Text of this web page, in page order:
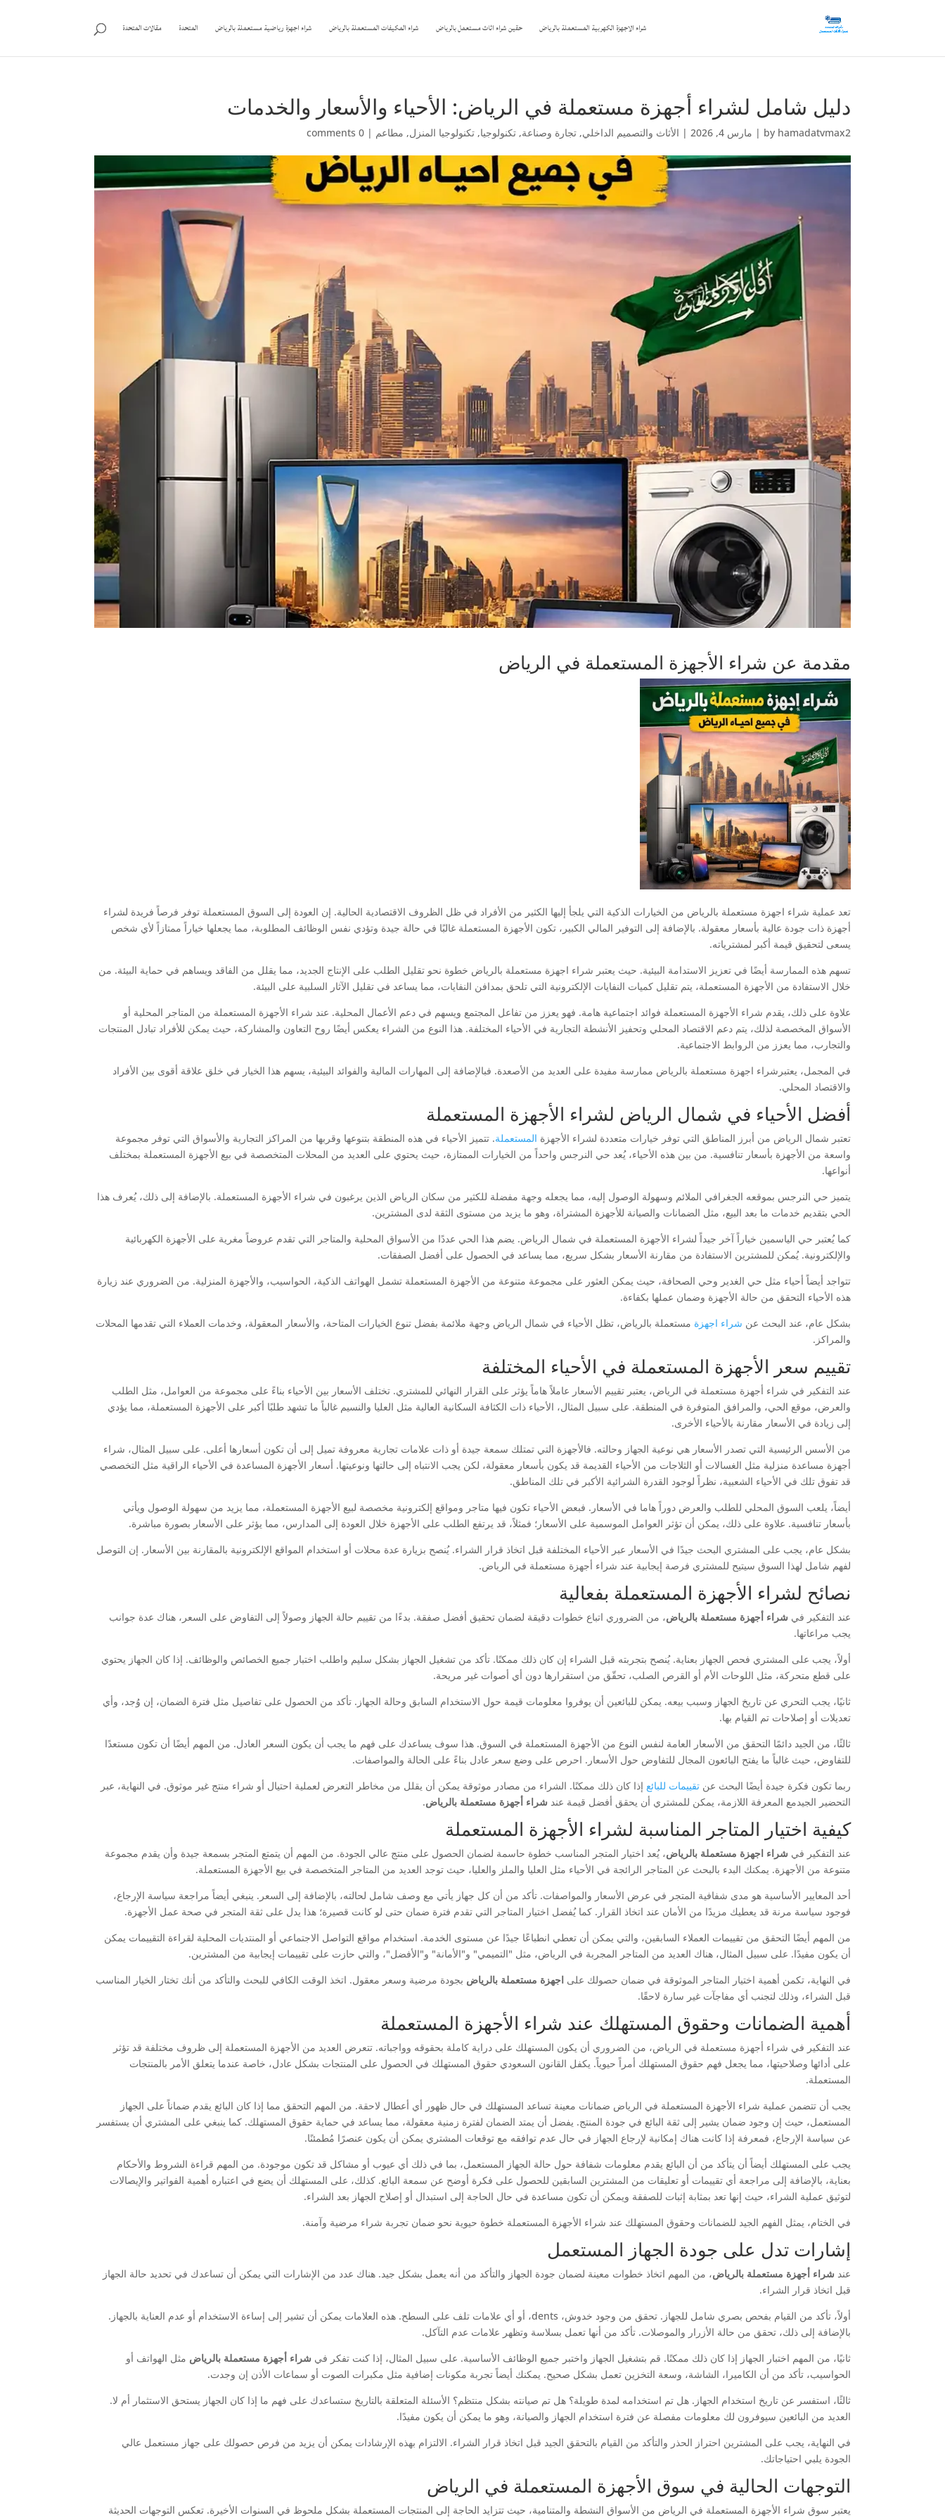
شراء الاجهزة الكهربية المستعملة بالرياض حقين شراء اثاث مستعمل بالرياض شراء المكيفات المستعملة بالرياض شراء اجهزة رياضية مستعملة بالرياض المتحدة مقالات المتحدة
دليل شامل لشراء أجهزة مستعملة في الرياض: الأحياء والأسعار والخدمات
by hamadatvmax2
| مارس 4, 2026 | الأثاث والتصميم الداخلي,تجارة وصناعة,تكنولوجيا,تكنولوجيا المنزل, مطاعم |
0 comments
مقدمة عن شراء الأجهزة المستعملة في الرياض
تعد عملية شراء اجهزة مستعملة بالرياض من الخيارات الذكية التي يلجأ إليها الكثير من الأفراد في ظل الظروف الاقتصادية الحالية. إن العودة إلى السوق المستعملة توفر فرصاً فريدة لشراء
أجهزة ذات جودة عالية بأسعار معقولة. بالإضافة إلى التوفير المالي الكبير، تكون الأجهزة المستعملة غالبًا في حالة جيدة وتؤدي نفس الوظائف المطلوبة، مما يجعلها خياراً ممتازاً لأي شخص
يسعى لتحقيق قيمة أكبر لمشترياته.
تسهم هذه الممارسة أيضًا في تعزيز الاستدامة البيئية. حيث يعتبر شراء اجهزة مستعملة بالرياض خطوة نحو تقليل الطلب على الإنتاج الجديد، مما يقلل من الفاقد ويساهم في حماية البيئة. من
خلال الاستفادة من الأجهزة المستعملة، يتم تقليل كميات النفايات الإلكترونية التي تلحق بمدافن النفايات، مما يساعد في تقليل الآثار السلبية على البيئة.
علاوة على ذلك، يقدم شراء الأجهزة المستعملة فوائد اجتماعية هامة. فهو يعزز من تفاعل المجتمع ويسهم في دعم الأعمال المحلية. عند شراء الأجهزة المستعملة من المتاجر المحلية أو
الأسواق المخصصة لذلك، يتم دعم الاقتصاد المحلي وتحفيز الأنشطة التجارية في الأحياء المختلفة. هذا النوع من الشراء يعكس أيضًا روح التعاون والمشاركة، حيث يمكن للأفراد تبادل المنتجات
والتجارب، مما يعزز من الروابط الاجتماعية.
في المجمل، يعتبرشراء اجهزة مستعملة بالرياض ممارسة مفيدة على العديد من الأصعدة. فبالإضافة إلى المهارات المالية والفوائد البيئية، يسهم هذا الخيار في خلق علاقة أقوى بين الأفراد
والاقتصاد المحلي.
أفضل الأحياء في شمال الرياض لشراء الأجهزة المستعملة
تعتبر شمال الرياض من أبرز المناطق التي توفر خيارات متعددة لشراء الأجهزة المستعملة. تتميز الأحياء في هذه المنطقة بتنوعها وقربها من المراكز التجارية والأسواق التي توفر مجموعة
واسعة من الأجهزة بأسعار تنافسية. من بين هذه الأحياء، يُعد حي النرجس واحداً من الخيارات الممتازة، حيث يحتوي على العديد من المحلات المتخصصة في بيع الأجهزة المستعملة بمختلف
أنواعها.
يتميز حي النرجس بموقعه الجغرافي الملائم وسهولة الوصول إليه، مما يجعله وجهة مفضلة للكثير من سكان الرياض الذين يرغبون في شراء الأجهزة المستعملة. بالإضافة إلى ذلك، يُعرف هذا
الحي بتقديم خدمات ما بعد البيع، مثل الضمانات والصيانة للأجهزة المشتراة، وهو ما يزيد من مستوى الثقة لدى المشترين.
كما يُعتبر حي الياسمين خياراً آخر جيداً لشراء الأجهزة المستعملة في شمال الرياض. يضم هذا الحي عددًا من الأسواق المحلية والمتاجر التي تقدم عروضاً مغرية على الأجهزة الكهربائية
والإلكترونية. يُمكن للمشترين الاستفادة من مقارنة الأسعار بشكل سريع، مما يساعد في الحصول على أفضل الصفقات.
تتواجد أيضاً أحياء مثل حي الغدير وحي الصحافة، حيث يمكن العثور على مجموعة متنوعة من الأجهزة المستعملة تشمل الهواتف الذكية، الحواسيب، والأجهزة المنزلية. من الضروري عند زيارة
هذه الأحياء التحقق من حالة الأجهزة وضمان عملها بكفاءة.
بشكل عام، عند البحث عن شراء اجهزة مستعملة بالرياض، تظل الأحياء في شمال الرياض وجهة ملائمة بفضل تنوع الخيارات المتاحة، والأسعار المعقولة، وخدمات العملاء التي تقدمها المحلات
والمراكز.
تقييم سعر الأجهزة المستعملة في الأحياء المختلفة
عند التفكير في شراء أجهزة مستعملة في الرياض، يعتبر تقييم الأسعار عاملاً هاماً يؤثر على القرار النهائي للمشتري. تختلف الأسعار بين الأحياء بناءً على مجموعة من العوامل، مثل الطلب
والعرض، موقع الحي، والمرافق المتوفرة في المنطقة. على سبيل المثال، الأحياء ذات الكثافة السكانية العالية مثل العليا والنسيم غالباً ما تشهد طلبًا أكبر على الأجهزة المستعملة، مما يؤدي
إلى زيادة في الأسعار مقارنة بالأحياء الأخرى.
من الأسس الرئيسية التي تصدر الأسعار هي نوعية الجهاز وحالته. فالأجهزة التي تمتلك سمعة جيدة أو ذات علامات تجارية معروفة تميل إلى أن تكون أسعارها أعلى. على سبيل المثال، شراء
أجهزة مساعدة منزلية مثل الغسالات أو الثلاجات من الأحياء القديمة قد يكون بأسعار معقولة، لكن يجب الانتباه إلى حالتها ونوعيتها. أسعار الأجهزة المساعدة في الأحياء الراقية مثل التخصصي
قد تفوق تلك في الأحياء الشعبية، نظراً لوجود القدرة الشرائية الأكبر في تلك المناطق.
أيضاً، يلعب السوق المحلي للطلب والعرض دوراً هاما في الأسعار. فبعض الأحياء تكون فيها متاجر ومواقع إلكترونية مخصصة لبيع الأجهزة المستعملة، مما يزيد من سهولة الوصول ويأتي
بأسعار تنافسية. علاوة على ذلك، يمكن أن تؤثر العوامل الموسمية على الأسعار؛ فمثلاً، قد يرتفع الطلب على الأجهزة خلال العودة إلى المدارس، مما يؤثر على الأسعار بصورة مباشرة.
بشكل عام، يجب على المشتري البحث جيدًا في الأسعار عبر الأحياء المختلفة قبل اتخاذ قرار الشراء. يُنصح بزيارة عدة محلات أو استخدام المواقع الإلكترونية بالمقارنة بين الأسعار. إن التوصل
لفهم شامل لهذا السوق سيتيح للمشتري فرصة إيجابية عند شراء أجهزة مستعملة في الرياض.
نصائح لشراء الأجهزة المستعملة بفعالية
عند التفكير في شراء أجهزة مستعملة بالرياض، من الضروري اتباع خطوات دقيقة لضمان تحقيق أفضل صفقة. بدءًا من تقييم حالة الجهاز وصولاً إلى التفاوض على السعر، هناك عدة جوانب
يجب مراعاتها.
أولاً، يجب على المشتري فحص الجهاز بعناية. يُنصح بتجربته قبل الشراء إن كان ذلك ممكنًا. تأكد من تشغيل الجهاز بشكل سليم واطلب اختبار جميع الخصائص والوظائف. إذا كان الجهاز يحتوي
على قطع متحركة، مثل اللوحات الأم أو القرص الصلب، تحقّق من استقرارها دون أي أصوات غير مريحة.
ثانيًا، يجب التحري عن تاريخ الجهاز وسبب بيعه. يمكن للبائعين أن يوفروا معلومات قيمة حول الاستخدام السابق وحالة الجهاز. تأكد من الحصول على تفاصيل مثل فترة الضمان، إن وُجد، وأي
تعديلات أو إصلاحات تم القيام بها.
ثالثًا، من الجيد دائمًا التحقق من الأسعار العامة لنفس النوع من الأجهزة المستعملة في السوق. هذا سوف يساعدك على فهم ما يجب أن يكون السعر العادل. من المهم أيضًا أن تكون مستعدًا
للتفاوض، حيث غالباً ما يفتح البائعون المجال للتفاوض حول الأسعار. احرص على وضع سعر عادل بناءً على الحالة والمواصفات.
ربما تكون فكرة جيدة أيضًا البحث عن تقييمات للبائع إذا كان ذلك ممكنًا. الشراء من مصادر موثوقة يمكن أن يقلل من مخاطر التعرض لعملية احتيال أو شراء منتج غير موثوق. في النهاية، عبر
التحضير الجيدمع المعرفة اللازمة، يمكن للمشتري أن يحقق أفضل قيمة عند شراء أجهزة مستعملة بالرياض.
كيفية اختيار المتاجر المناسبة لشراء الأجهزة المستعملة
عند التفكير في شراء اجهزة مستعملة بالرياض، يُعد اختيار المتجر المناسب خطوة حاسمة لضمان الحصول على منتج عالي الجودة. من المهم أن يتمتع المتجر بسمعة جيدة وأن يقدم مجموعة
متنوعة من الأجهزة. يمكنك البدء بالبحث عن المتاجر الرائجة في الأحياء مثل العليا والملز والعليا، حيث توجد العديد من المتاجر المتخصصة في بيع الأجهزة المستعملة.
أحد المعايير الأساسية هو مدى شفافية المتجر في عرض الأسعار والمواصفات. تأكد من أن كل جهاز يأتي مع وصف شامل لحالته، بالإضافة إلى السعر. ينبغي أيضاً مراجعة سياسة الإرجاع،
فوجود سياسة مرنة قد يعطيك مزيدًا من الأمان عند اتخاذ القرار. كما يُفضل اختيار المتاجر التي تقدم فترة ضمان حتى لو كانت قصيرة؛ هذا يدل على ثقة المتجر في صحة عمل الأجهزة.
من المهم أيضًا التحقق من تقييمات العملاء السابقين، والتي يمكن أن تعطي انطباعًا جيدًا عن مستوى الخدمة. استخدام مواقع التواصل الاجتماعي أو المنتديات المحلية لقراءة التقييمات يمكن
أن يكون مفيدًا. على سبيل المثال، هناك العديد من المتاجر المجربة في الرياض، مثل "التميمي" و"الأمانة" و"الأفضل"، والتي حازت على تقييمات إيجابية من المشترين.
في النهاية، تكمن أهمية اختيار المتاجر الموثوقة في ضمان حصولك على اجهزة مستعملة بالرياض بجودة مرضية وسعر معقول. اتخذ الوقت الكافي للبحث والتأكد من أنك تختار الخيار المناسب
قبل الشراء، وذلك لتجنب أي مفاجآت غير سارة لاحقًا.
أهمية الضمانات وحقوق المستهلك عند شراء الأجهزة المستعملة
عند التفكير في شراء أجهزة مستعملة في الرياض، من الضروري أن يكون المستهلك على دراية كاملة بحقوقه وواجباته. تتعرض العديد من الأجهزة المستعملة إلى ظروف مختلفة قد تؤثر
على أدائها وصلاحيتها، مما يجعل فهم حقوق المستهلك أمراً حيوياً. يكفل القانون السعودي حقوق المستهلك في الحصول على المنتجات بشكل عادل، خاصة عندما يتعلق الأمر بالمنتجات
المستعملة.
يجب أن تتضمن عملية شراء الأجهزة المستعملة في الرياض ضمانات معينة تساعد المستهلك في حال ظهور أي أعطال لاحقة. من المهم التحقق مما إذا كان البائع يقدم ضماناً على الجهاز
المستعمل، حيث إن وجود ضمان يشير إلى ثقة البائع في جودة المنتج. يفضل أن يمتد الضمان لفترة زمنية معقولة، مما يساعد في حماية حقوق المستهلك. كما ينبغي على المشتري أن يستفسر
عن سياسة الإرجاع، فمعرفة إذا كانت هناك إمكانية لإرجاع الجهاز في حال عدم توافقه مع توقعات المشتري يمكن أن يكون عنصرًا مُطمئنًا.
يجب على المستهلك أيضاً أن يتأكد من أن البائع يقدم معلومات شفافة حول حالة الجهاز المستعمل، بما في ذلك أي عيوب أو مشاكل قد تكون موجودة. من المهم قراءة الشروط والأحكام
بعناية، بالإضافة إلى مراجعة أي تقييمات أو تعليقات من المشترين السابقين للحصول على فكرة أوضح عن سمعة البائع. كذلك، على المستهلك أن يضع في اعتباره أهمية الفواتير والإيصالات
لتوثيق عملية الشراء، حيث إنها تعد بمثابة إثبات للصفقة ويمكن أن تكون مساعدة في حال الحاجة إلى استبدال أو إصلاح الجهاز بعد الشراء.
في الختام، يمثل الفهم الجيد للضمانات وحقوق المستهلك عند شراء الأجهزة المستعملة خطوة حيوية نحو ضمان تجربة شراء مرضية وآمنة.
إشارات تدل على جودة الجهاز المستعمل
عند شراء أجهزة مستعملة بالرياض، من المهم اتخاذ خطوات معينة لضمان جودة الجهاز والتأكد من أنه يعمل بشكل جيد. هناك عدد من الإشارات التي يمكن أن تساعدك في تحديد حالة الجهاز
قبل اتخاذ قرار الشراء.
أولاً، تأكد من القيام بفحص بصري شامل للجهاز. تحقق من وجود خدوش، dents، أو أي علامات تلف على السطح. هذه العلامات يمكن أن تشير إلى إساءة الاستخدام أو عدم العناية بالجهاز.
بالإضافة إلى ذلك، تحقق من حالة الأزرار والموصلات. تأكد من أنها تعمل بسلاسة وتظهر علامات عدم التآكل.
ثانيًا، من المهم اختبار الجهاز إذا كان ذلك ممكنًا. قم بتشغيل الجهاز واختبر جميع الوظائف الأساسية. على سبيل المثال، إذا كنت تفكر في شراء أجهزة مستعملة بالرياض مثل الهواتف أو
الحواسيب، تأكد من أن الكاميرا، الشاشة، وسعة التخزين تعمل بشكل صحيح. يمكنك أيضاً تجربة مكونات إضافية مثل مكبرات الصوت أو سماعات الأذن إن وجدت.
ثالثًا، استفسر عن تاريخ استخدام الجهاز. هل تم استخدامه لمدة طويلة؟ هل تم صيانته بشكل منتظم؟ الأسئلة المتعلقة بالتاريخ ستساعدك على فهم ما إذا كان الجهاز يستحق الاستثمار أم لا.
العديد من البائعين سيوفرون لك معلومات مفصلة عن فترة استخدام الجهاز والصيانة، وهو ما يمكن أن يكون مفيدًا.
في النهاية، يجب على المشترين احتراز الحذر والتأكد من القيام بالتحقق الجيد قبل اتخاذ قرار الشراء. الالتزام بهذه الإرشادات يمكن أن يزيد من فرص حصولك على جهاز مستعمل عالي
الجودة يلبي احتياجاتك.
التوجهات الحالية في سوق الأجهزة المستعملة في الرياض
يعتبر سوق شراء الأجهزة المستعملة في الرياض من الأسواق النشطة والمتنامية، حيث تتزايد الحاجة إلى المنتجات المستعملة بشكل ملحوظ في السنوات الأخيرة. تعكس التوجهات الحديثة